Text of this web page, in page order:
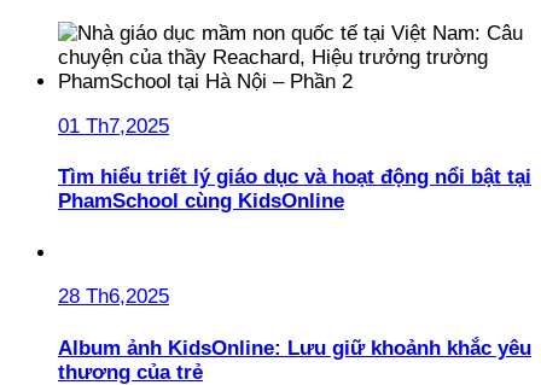
01 Th7,2025
Tìm hiểu triết lý giáo dục và hoạt động nổi bật tại
PhamSchool cùng KidsOnline
28 Th6,2025
Album ảnh KidsOnline: Lưu giữ khoảnh khắc yêu
thương của trẻ